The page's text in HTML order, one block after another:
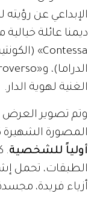
الإبداعي عن رؤيته
الغنية لهوية الدار.
وتم تصوير العرض
المصورة الشهيرة
أولياً للشخصية.
الطبقات، تحمل
أزياء فريدة،